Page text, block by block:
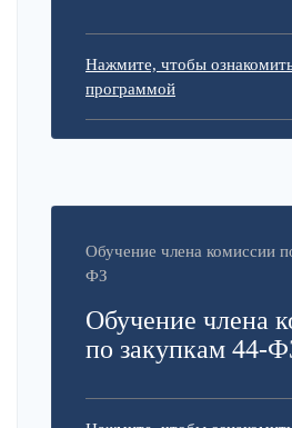
Нажмите, чтобы
программой
Обучение члена комиссии
ФЗ
Обучение члена
по закупкам 44-